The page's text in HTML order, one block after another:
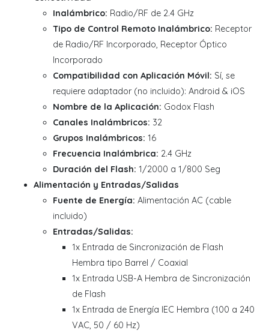
Inalámbrico: Radio/RF de 2.4 GHz
Tipo de Control Remoto Inalámbrico: Receptor
de Radio/RF Incorporado, Receptor Óptico
Incorporado
Compatibilidad con Aplicación Móvil: Sí, se
requiere adaptador (no incluido): Android & iOS
Nombre de la Aplicación: Godox Flash
Canales Inalámbricos: 32
Grupos Inalámbricos: 16
Frecuencia Inalámbrica: 2.4 GHz
Duración del Flash: 1/2000 a 1/800 Seg
Alimentación y Entradas/Salidas
Fuente de Energía: Alimentación AC (cable
incluido)
Entradas/Salidas:
1x Entrada de Sincronización de Flash
Hembra tipo Barrel / Coaxial
1x Entrada USB-A Hembra de Sincronización
de Flash
1x Entrada de Energía IEC Hembra (100 a 240
VAC, 50 / 60 Hz)